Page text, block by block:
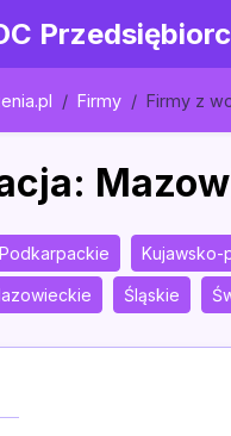
Firmy Firmy z
Podkarpackie Kujawsko-
Śląskie